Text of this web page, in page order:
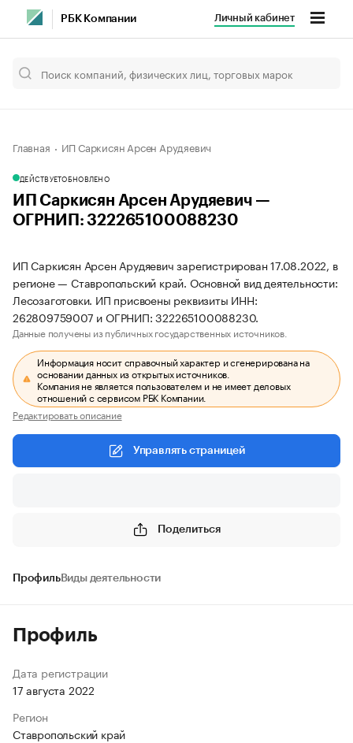
РБК Компании Личный кабинет
Главная ИП Саркисян Арсен Арудяевич
ДЕЙСТВУЕТОБНОВЛЕНО
ИП Саркисян Арсен Арудяевич —
ОГРНИП: 322265100088230
ИП Саркисян Арсен Арудяевич зарегистрирован 17.08.2022, в
регионе — Ставропольский край. Основной вид деятельности:
Лесозаготовки. ИП присвоены реквизиты ИНН:
262809759007 и ОГРНИП: 322265100088230.
Данные получены из публичных государственных источников.
Информация носит справочный характер и сгенерирована на
основании данных из открытых источников.
Компания не является пользователем и не имеет деловых
отношений с сервисом РБК Компании.
Редактировать описание
Управлять страницей
Поделиться
ПрофильВиды деятельности
Профиль
Дата регистрации
17 августа 2022
Регион
Ставропольский край